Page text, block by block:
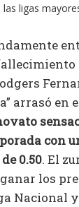
ligas
arrasó en
con
0.50. El
los
Nacional